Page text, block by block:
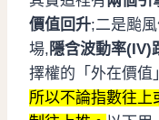
價值回升;二是颱
場, 隱含波動率(IV)
擇權的「外在價值
所以不論指數往上